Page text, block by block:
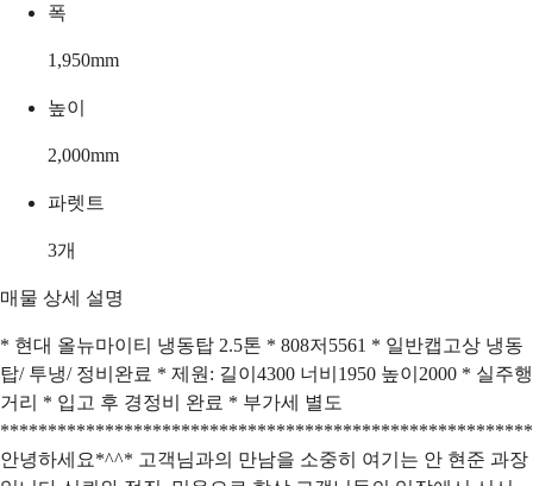
폭
1,950mm
높이
2,000mm
파렛트
3개
매물 상세 설명
* 현대 올뉴마이티 냉동탑 2.5톤 * 808저5561 * 일반캡고상 냉동
탑/ 투냉/ 정비완료 * 제원: 길이4300 너비1950 높이2000 * 실주행
거리 * 입고 후 경정비 완료 * 부가세 별도
안녕하세요*^^* 고객님과의 만남을 소중히 여기는 안 현준 과장